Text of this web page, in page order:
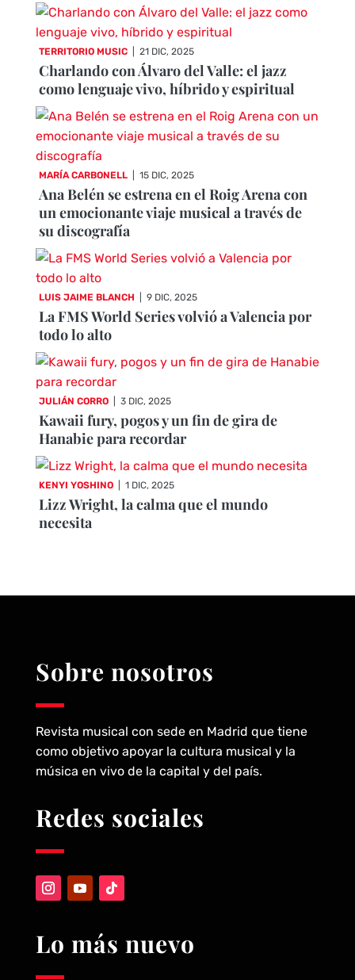
TERRITORIO MUSIC 21 DIC, 2025
Charlando con Álvaro del Valle: el jazz
como lenguaje vivo, híbrido y espiritual
MARÍA CARBONELL 15 DIC, 2025
Ana Belén se estrena en el Roig Arena con
un emocionante viaje musical a través de
su discografía
LUIS JAIME BLANCH 9 DIC, 2025
La FMS World Series volvió a Valencia por
todo lo alto
JULIÁN CORRO 3 DIC, 2025
Kawaii fury, pogos y un fin de gira de
Hanabie para recordar
KENYI YOSHINO 1 DIC, 2025
Lizz Wright, la calma que el mundo
necesita
Sobre nosotros
Revista musical con sede en Madrid que tiene
como objetivo apoyar la cultura musical y la
música en vivo de la capital y del país.
Redes sociales
Lo más nuevo